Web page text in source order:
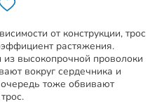
от конструкции, трос
растяжения.
из высокопрочной проволоки
вокруг сердечника и
тоже обвивают